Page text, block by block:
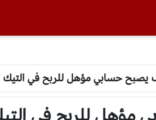
يصبح حسابي مؤهل للربح في التيك